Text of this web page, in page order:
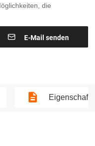
die
 E-Mail senden